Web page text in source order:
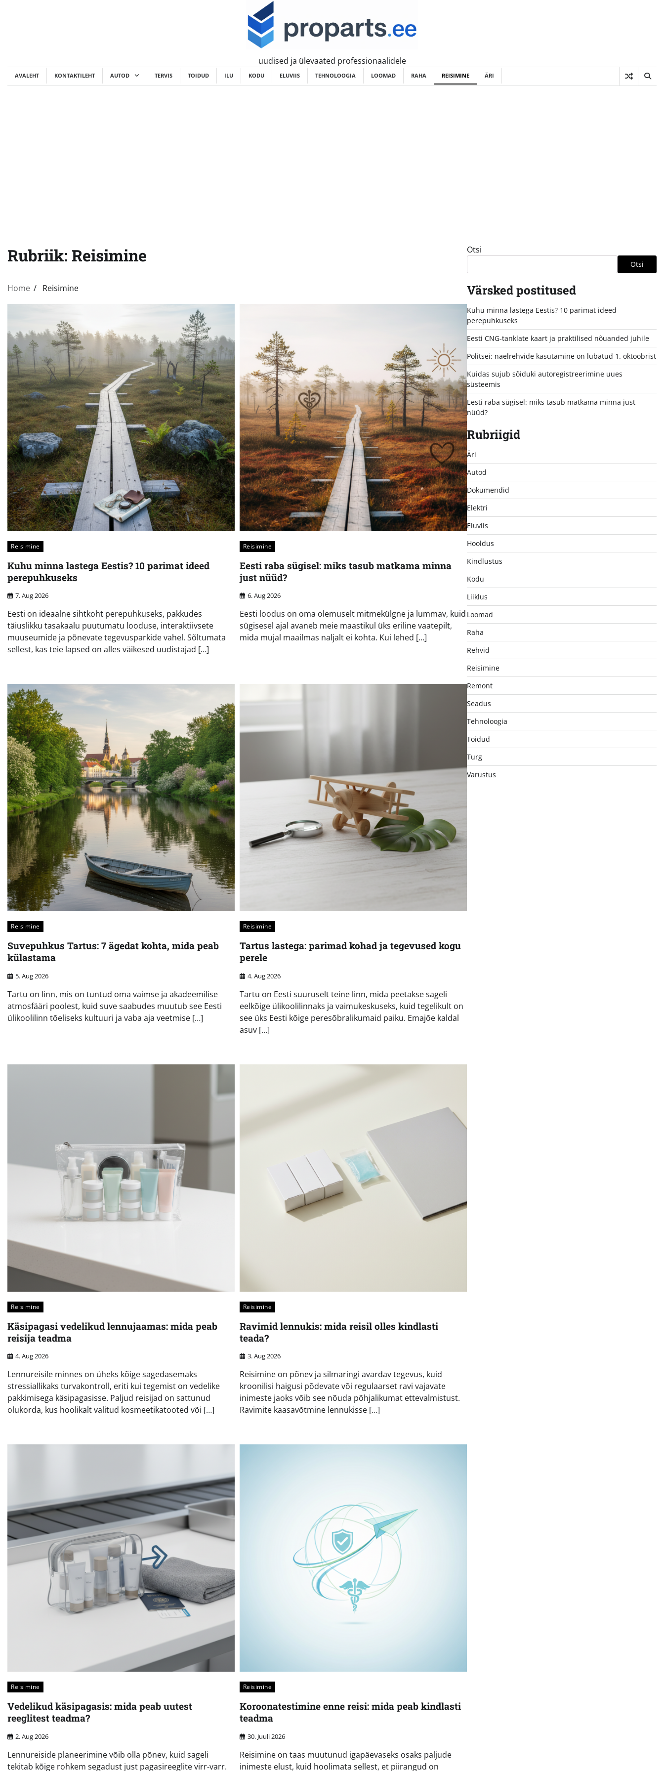
uudised ja ülevaated professionaalidele
AVALEHT KONTAKTILEHT AUTOD TERVIS TOIDUD ILU KODU ELUVIIS TEHNOLOOGIA LOOMAD RAHA REISIMINE ÄRI
Rubriik: Reisimine
Home Reisimine
Reisimine
Kuhu minna lastega Eestis? 10 parimat ideed
perepuhkuseks
7. Aug 2026
Eesti on ideaalne sihtkoht perepuhkuseks, pakkudes
täiuslikku tasakaalu puutumatu looduse, interaktiivsete
muuseumide ja põnevate tegevusparkide vahel. Sõltumata
sellest, kas teie lapsed on alles väikesed uudistajad […]
Reisimine
Eesti raba sügisel: miks tasub matkama minna
just nüüd?
6. Aug 2026
Eesti loodus on oma olemuselt mitmekülgne ja lummav, kuid
sügisesel ajal avaneb meie maastikul üks eriline vaatepilt,
mida mujal maailmas naljalt ei kohta. Kui lehed […]
Reisimine
Suvepuhkus Tartus: 7 ägedat kohta, mida peab
külastama
5. Aug 2026
Tartu on linn, mis on tuntud oma vaimse ja akadeemilise
atmosfääri poolest, kuid suve saabudes muutub see Eesti
ülikoolilinn tõeliseks kultuuri ja vaba aja veetmise […]
Reisimine
Tartus lastega: parimad kohad ja tegevused kogu
perele
4. Aug 2026
Tartu on Eesti suuruselt teine linn, mida peetakse sageli
eelkõige ülikoolilinnaks ja vaimukeskuseks, kuid tegelikult on
see üks Eesti kõige peresõbralikumaid paiku. Emajõe kaldal
asuv […]
Reisimine
Käsipagasi vedelikud lennujaamas: mida peab
reisija teadma
4. Aug 2026
Lennureisile minnes on üheks kõige sagedasemaks
stressiallikaks turvakontroll, eriti kui tegemist on vedelike
pakkimisega käsipagasisse. Paljud reisijad on sattunud
olukorda, kus hoolikalt valitud kosmeetikatooted või […]
Reisimine
Ravimid lennukis: mida reisil olles kindlasti
teada?
3. Aug 2026
Reisimine on põnev ja silmaringi avardav tegevus, kuid
kroonilisi haigusi põdevate või regulaarset ravi vajavate
inimeste jaoks võib see nõuda põhjalikumat ettevalmistust.
Ravimite kaasavõtmine lennukisse […]
Reisimine
Vedelikud käsipagasis: mida peab uutest
reeglitest teadma?
2. Aug 2026
Lennureiside planeerimine võib olla põnev, kuid sageli
tekitab kõige rohkem segadust just pagasireeglite virr-varr.
Reisimine
Koroonatestimine enne reisi: mida peab kindlasti
teadma
30. Juuli 2026
Reisimine on taas muutunud igapäevaseks osaks paljude
inimeste elust, kuid hoolimata sellest, et piirangud on
Otsi
Otsi
Värsked postitused
Kuhu minna lastega Eestis? 10 parimat ideed
perepuhkuseks
Eesti CNG-tanklate kaart ja praktilised nõuanded juhile
Politsei: naelrehvide kasutamine on lubatud 1. oktoobrist
Kuidas sujub sõiduki autoregistreerimine uues
süsteemis
Eesti raba sügisel: miks tasub matkama minna just
nüüd?
Rubriigid
Äri
Autod
Dokumendid
Elektri
Eluviis
Hooldus
Kindlustus
Kodu
Liiklus
Loomad
Raha
Rehvid
Reisimine
Remont
Seadus
Tehnoloogia
Toidud
Turg
Varustus